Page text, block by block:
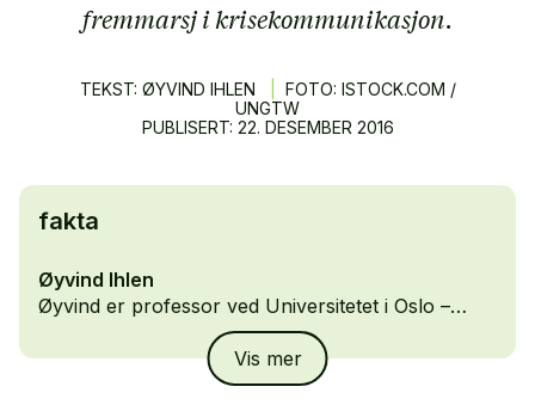
fremmarsj i krisekommunikasjon.
TEKST: ØYVIND IHLEN
FOTO: ISTOCK.COM /
UNGTW
PUBLISERT: 22. DESEMBER 2016
fakta
Øyvind Ihlen
Øyvind er professor ved Universitetet i Oslo –
Institutt for medier og kommunikasjon.
Vis mer